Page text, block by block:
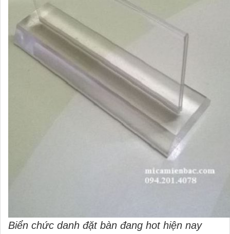
Biển chức danh đặt bàn đang hot hiện nay